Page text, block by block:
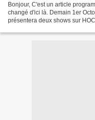
Bonjour, C'est un article
changé d'ici là. Demain 1er
présentera deux shows sur